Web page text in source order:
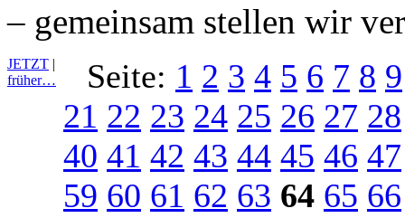
– gemeinsam stellen wir
JETZT |
früher…
Seite: 1 2 3 4 5 6 7 8 9
21 22 23 24 25 26 27 28
40 41 42 43 44 45 46 47
59 60 61 62 63 64 65 66